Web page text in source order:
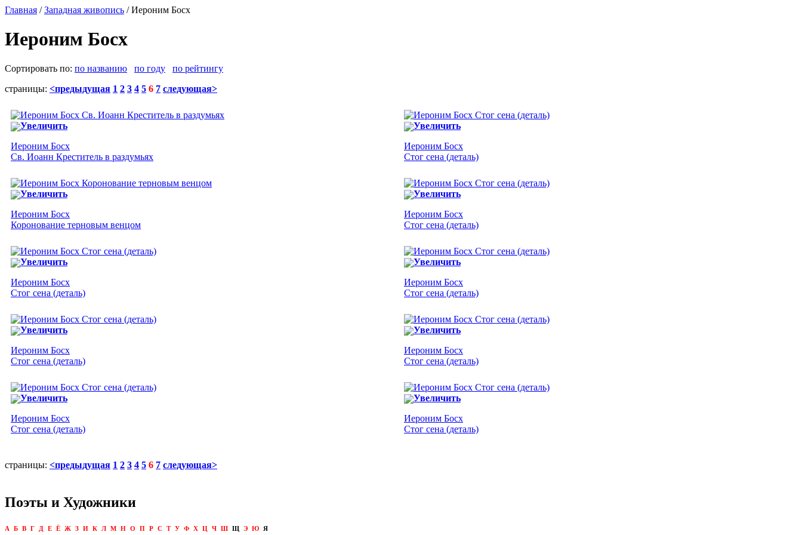
Главная /Западная живопись / Иероним Босх
Иероним Босх
Сортировать по: по названию по году
по рейтингу
страницы: <предыдущая 1 2 3 4 5 6 7 следующая>
Увеличить
Иероним Босх
Св. Иоанн Креститель в раздумьях
Увеличить
Иероним Босх
Стог сена (деталь)
Увеличить
Иероним Босх
Коронование терновым венцом
Увеличить
Иероним Босх
Стог сена (деталь)
Увеличить
Иероним Босх
Стог сена (деталь)
Увеличить
Иероним Босх
Стог сена (деталь)
Увеличить
Иероним Босх
Стог сена (деталь)
Увеличить
Иероним Босх
Стог сена (деталь)
Увеличить
Иероним Босх
Стог сена (деталь)
Увеличить
Иероним Босх
Стог сена (деталь)
страницы: <предыдущая 1 2 3 4 5 6 7 следующая>
Поэты и Художники
А Б В Г Д Е Ё Ж З И К Л М Н О П Р С Т У Ф Х Ц Ч Ш Щ Э Ю Я